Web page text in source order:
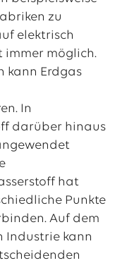
zu
elektrisch
immer möglich.
kann Erdgas
In
darüber hinaus
hat
Punkte
Auf dem
Industrie kann